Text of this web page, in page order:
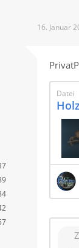
16. Januar
Datei